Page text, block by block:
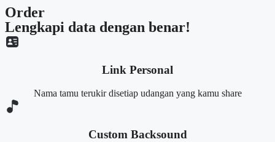
Order
Lengkapi data dengan benar!
Link Personal
Nama tamu terukir disetiap udangan yang kamu share
Custom Backsound